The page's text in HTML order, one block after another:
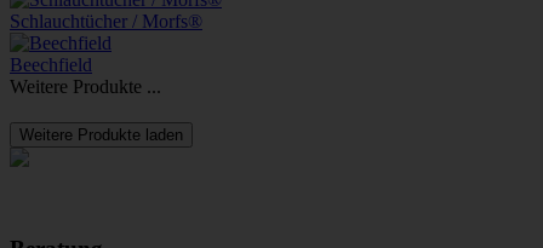
Schlauchtücher / Morfs®
Beechfield
Weitere Produkte ...
Weitere Produkte laden